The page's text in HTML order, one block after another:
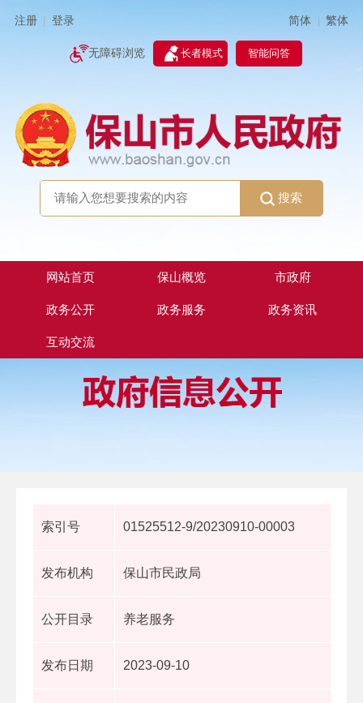
注册 登录 简体 | 繁体
无障碍浏览 长者模式 智能问答
搜索
网站首页 保山概览 市政府
政务公开 政务服务 政务资讯
互动交流
索引号 01525512-9/20230910-00003
发布机构 保山市民政局
公开目录 养老服务
发布日期 2023-09-10